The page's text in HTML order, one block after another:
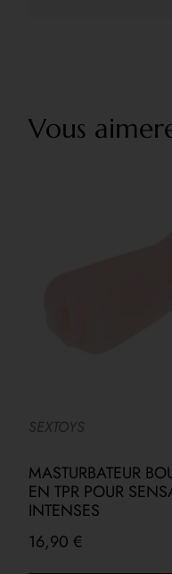
Vous
SEXTOYS
MASTURBATEUR
EN TPR POUR
INTENSES
16,90 €